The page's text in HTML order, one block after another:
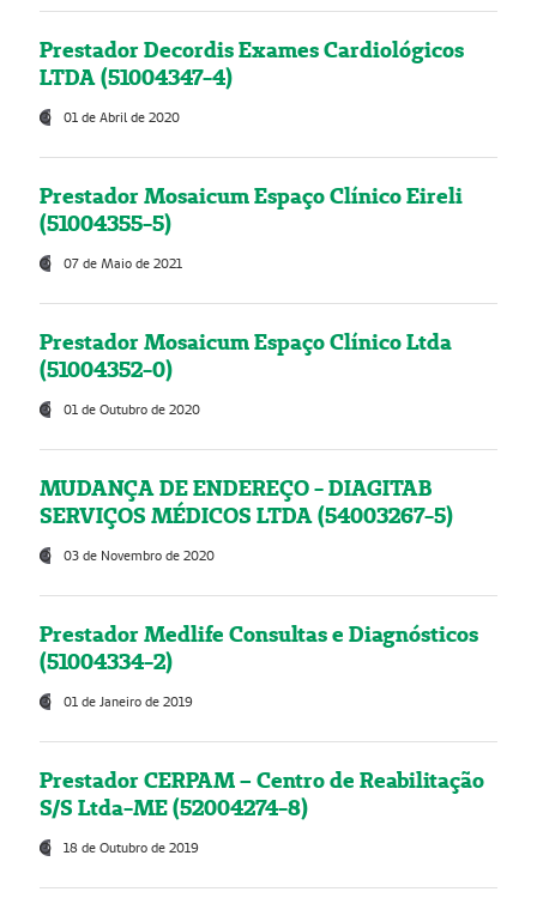
Prestador Decordis Exames Cardiológicos
LTDA (51004347-4)
01 de Abril de 2020
Prestador Mosaicum Espaço Clínico Eireli
(51004355-5)
07 de Maio de 2021
Prestador Mosaicum Espaço Clínico Ltda
(51004352-0)
01 de Outubro de 2020
MUDANÇA DE ENDEREÇO - DIAGITAB
SERVIÇOS MÉDICOS LTDA (54003267-5)
03 de Novembro de 2020
Prestador Medlife Consultas e Diagnósticos
(51004334-2)
01 de Janeiro de 2019
Prestador CERPAM – Centro de Reabilitação
S/S Ltda-ME (52004274-8)
18 de Outubro de 2019